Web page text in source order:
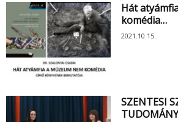
Hát
komédia…
2021.10.15.
SZENTESI